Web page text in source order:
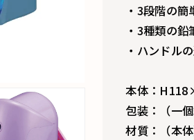
・3段階の簡
・3種類の鉛
・ハンドル
本体：
包装：（一
材質：（本